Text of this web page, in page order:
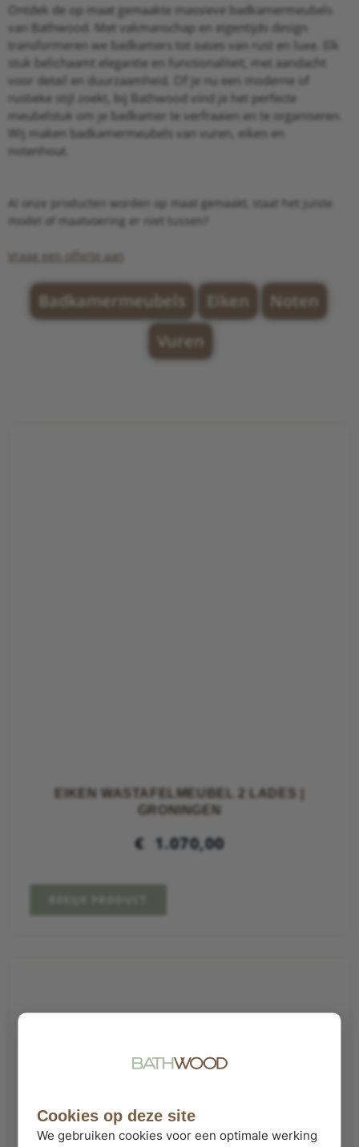
Ontdek de op maat gemaakte massieve badkamermeubels
van Bathwood. Met vakmanschap en eigentijds design
transformeren we badkamers tot oases van rust en luxe. Elk
stuk belichaamt elegantie en functionaliteit, met aandacht
voor detail en duurzaamheid. Of je nu een moderne of
rustieke stijl zoekt, bij Bathwood vind je het perfecte
meubelstuk om je badkamer te verfraaien en te organiseren.
Wij maken badkamermeubels van vuren, eiken en
notenhout.
Al onze producten worden op maat gemaakt, staat het juiste
model of maatvoering er niet tussen?
Vraag een offerte aan
Badkamermeubels Eiken
Noten
Vuren
EIKEN WASTAFELMEUBEL 2 LADES |
GRONINGEN
€ 1.070,00
Cookies op deze site
We gebruiken cookies voor een optimale werking